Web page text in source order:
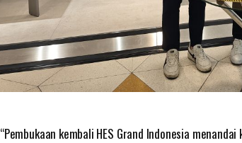
“Pembukaan kembali HES Grand Indonesia